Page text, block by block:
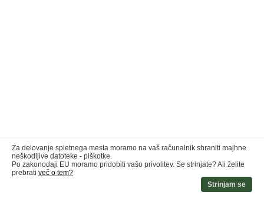
Za delovanje spletnega mesta moramo na vaš računalnik shraniti majhne
neškodljive datoteke - piškotke.
Po zakonodaji EU moramo pridobiti vašo privolitev. Se strinjate? Ali želite
prebrati več o tem?
Strinjam se